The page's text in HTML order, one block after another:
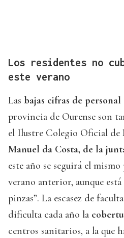
Los residentes no
este verano
Las bajas cifras de
provincia de Ourense son
el Ilustre Colegio Oficial de
Manuel da Costa, de la
este año se seguirá el
verano anterior, aunque
pinzas”. La escasez de
dificulta cada año la
centros sanitarios, a la que